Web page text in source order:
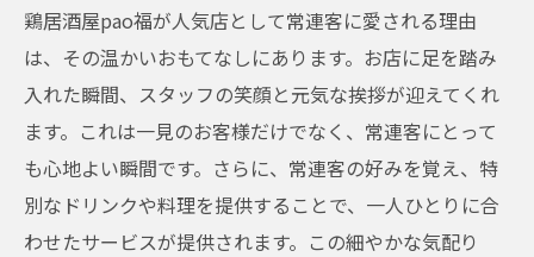
鶏居酒屋pao福が人気店として常連客に愛される理由
は、その温かいおもてなしにあります。お店に足を踏み
入れた瞬間、スタッフの笑顔と元気な挨拶が迎えてくれ
ます。これは一見のお客様だけでなく、常連客にとって
も心地よい瞬間です。さらに、常連客の好みを覚え、特
別なドリンクや料理を提供することで、一人ひとりに合
わせたサービスが提供されます。この細やかな気配り